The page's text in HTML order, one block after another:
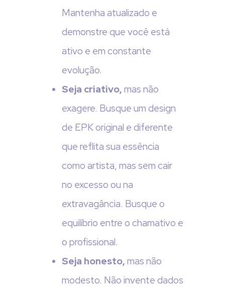
Mantenha atualizado e
demonstre que você está
ativo e em constante
evolução.
Seja criativo, mas não
exagere. Busque um design
de EPK original e diferente
que reflita sua essência
como artista, mas sem cair
no excesso ou na
extravagância. Busque o
equilíbrio entre o chamativo e
o profissional.
Seja honesto, mas não
modesto. Não invente dados